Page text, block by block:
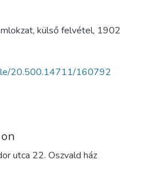
, külső felvétel, 1902
20.500.14711/160792
utca 22. Oszvald ház